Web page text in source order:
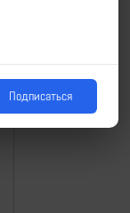
Подписаться